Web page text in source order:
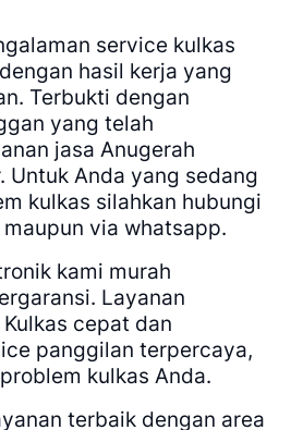
service kulkas
hasil kerja yang
Terbukti dengan
yang telah
jasa Anugerah
Untuk Anda yang sedang
kulkas silahkan hubungi
via whatsapp.
kami murah
Layanan
cepat dan
panggilan terpercaya,
kulkas Anda.
terbaik dengan area